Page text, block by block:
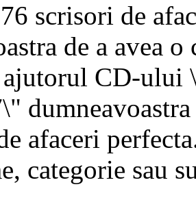
scrisori de
de a avea
ajutorul CD-ului
afaceri
categorie sau